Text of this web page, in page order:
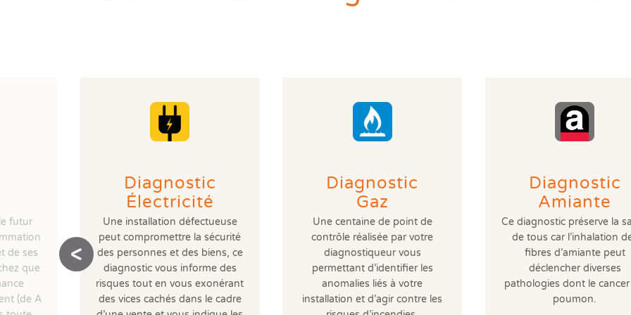
Diagnostic Sécurité Piscine
Diagnostic amiante
Diagnostic logement décent
futur
de ses
que
(de A
Diagnostic
Électricité
Une installation défectueuse
peut compromettre la sécurité
des personnes et des biens, ce
diagnostic vous informe des
risques tout en vous exonérant
des vices cachés dans le cadre
Diagnostic
Gaz
Une centaine de point de
contrôle réalisée par votre
diagnostiqueur vous
permettant d’identifier les
anomalies liés à votre
installation et d’agir contre les
Diagnostic
Amiante
Ce diagnostic préserve la
de tous car l’inhalation
fibres d’amiante peut
déclencher diverses
pathologies dont le
poumon.